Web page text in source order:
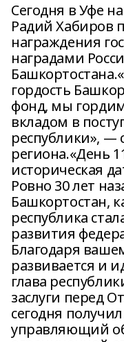
Сегодня в Уфе
Радий Хабиров
награждения
наградами
гордость
фонд, мы
вкладом в
республики», —
региона.«День
историческая
Ровно 30 лет
Башкортостан,
республика
развития
Благодаря
развивается и
глава
заслуги перед
сегодня
управляющий